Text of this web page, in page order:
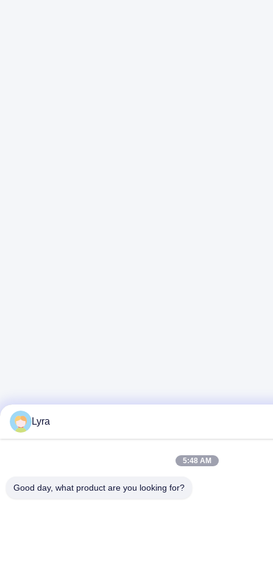
Lyra
5:48 AM
Good day, what product are you looking for?